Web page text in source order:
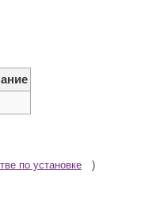
по установке )